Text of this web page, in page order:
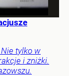
tylko w
i zniżki.